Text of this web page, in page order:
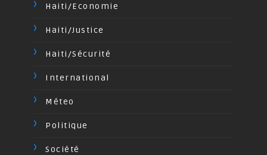
Haiti/Economie
Haiti/Justice
Haiti/Sécurité
International
Méteo
Politique
Société